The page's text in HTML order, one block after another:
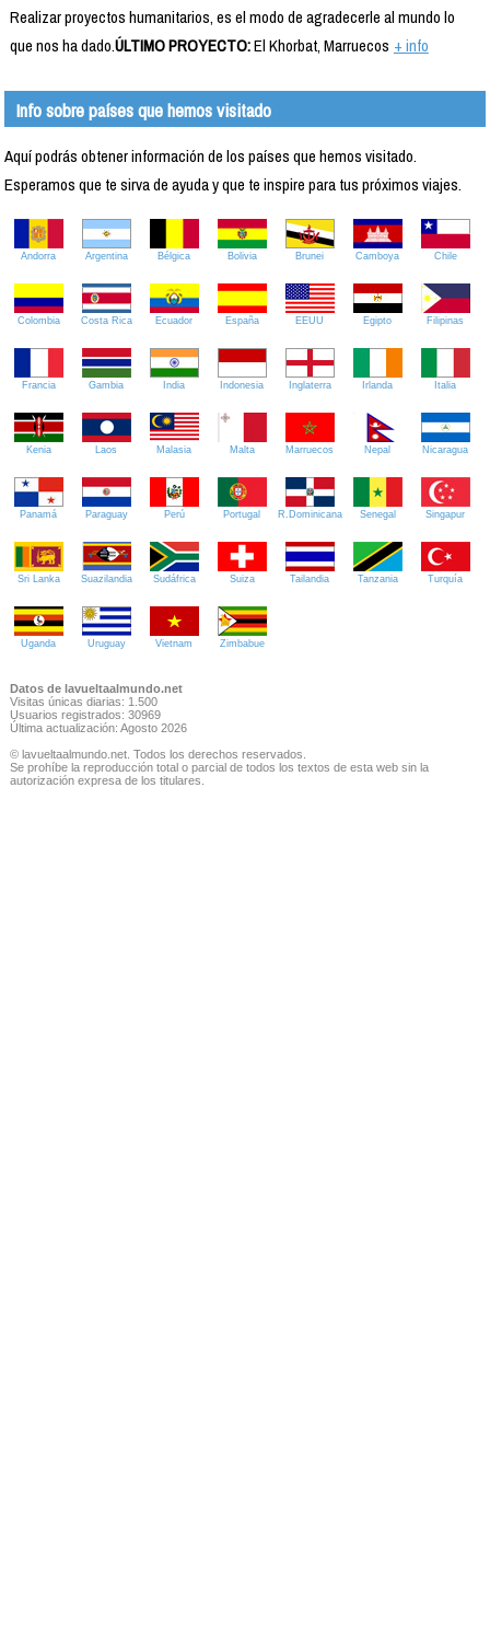
Realizar proyectos humanitarios, es el modo de agradecerle al mundo lo
que nos ha dado.ÚLTIMO PROYECTO:El Khorbat, Marruecos + info
Info sobre países que hemos visitado
Aquí podrás obtener información de los países que hemos visitado.
Esperamos que te sirva de ayuda y que te inspire para tus próximos viajes.
Andorra Argentina Bélgica Bolivia Brunei Camboya Chile
Colombia Costa Rica Ecuador España EEUU Egipto Filipinas
Francia Gambia India Indonesia Inglaterra Irlanda Italia
Kenia Laos Malasia Malta Marruecos Nepal Nicaragua
Panamá Paraguay Perú Portugal R.Dominicana Senegal Singapur
Sri Lanka Suazilandia Sudáfrica Suiza Tailandia Tanzania Turquía
Uganda Uruguay Vietnam Zimbabue
Datos de lavueltaalmundo.net
Visitas únicas diarias: 1.500
Usuarios registrados: 30969
Última actualización: Agosto 2026
© lavueltaalmundo.net. Todos los derechos reservados.
Se prohíbe la reproducción total o parcial de todos los textos de esta web sin la
autorización expresa de los titulares.